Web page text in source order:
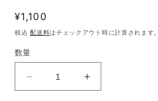
ア
(1)
開
く
通
常
価
格
¥1,100
税込配送料はチェックアウト時に計算されます。
数量
reflection
iFace
reflection